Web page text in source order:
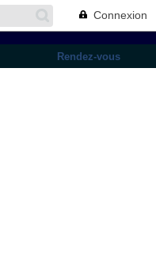
Connexion
Rendez-vous